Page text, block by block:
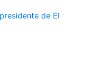
de El